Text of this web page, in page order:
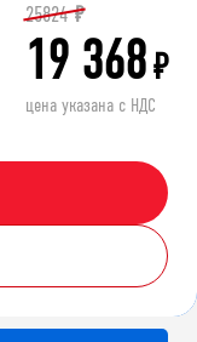
25824 ₽
19 368₽
цена указана с НДС